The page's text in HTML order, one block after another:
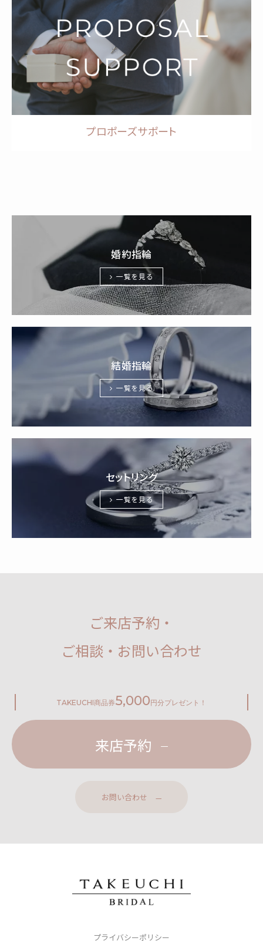
プロポーズサポート
婚約指輪
一覧を見る
結婚指輪
一覧を見る
セットリング
一覧を見る
ご来店予約・
ご相談・お問い合わせ
TAKEUCHI商品券5,000円分プレゼント！
来店予約
お問い合わせ
プライバシーポリシー